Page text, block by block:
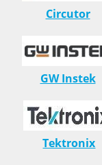
Circutor
GW Instek
Tektronix